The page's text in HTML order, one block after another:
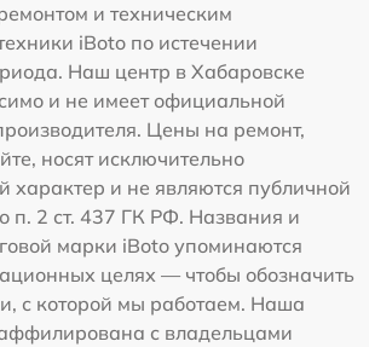
и техническим
iBoto по истечении
Наш центр в Хабаровске
и не имеет официальной
Цены на ремонт,
носят исключительно
характер и не являются публичной
п. 2 ст. 437 ГК РФ. Названия и
марки iBoto упоминаются
целях — чтобы обозначить
с которой мы работаем. Наша
с владельцами